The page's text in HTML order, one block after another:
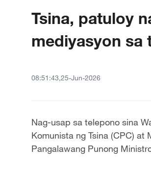
Tsina, patuloy
mediyasyon sa
08:51:43,25-Jun-2026
Nag-usap sa telepono sina
Komunista ng Tsina (CPC) at
Pangalawang Punong